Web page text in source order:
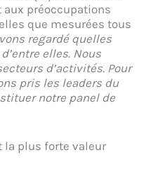
aux préoccupations
que mesurées tous
regardé quelles
elles. Nous
d’activités. Pour
pris les leaders du
notre panel de
la plus forte valeur